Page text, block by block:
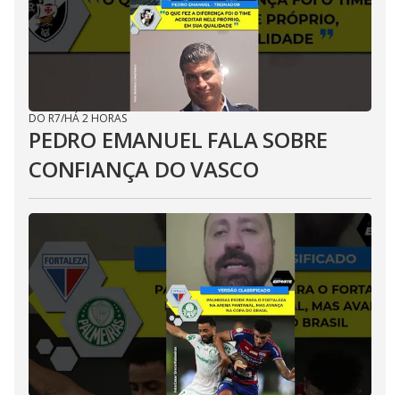
DO R7/HÁ 2 HORAS
PEDRO EMANUEL FALA SOBRE
CONFIANÇA DO VASCO